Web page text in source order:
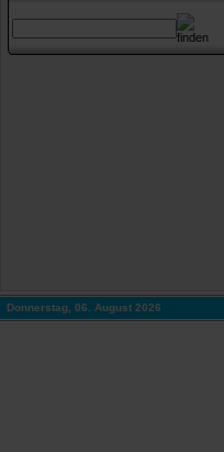
Donnerstag, 06. August 2026